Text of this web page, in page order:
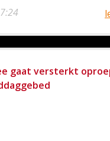
gaat versterkt